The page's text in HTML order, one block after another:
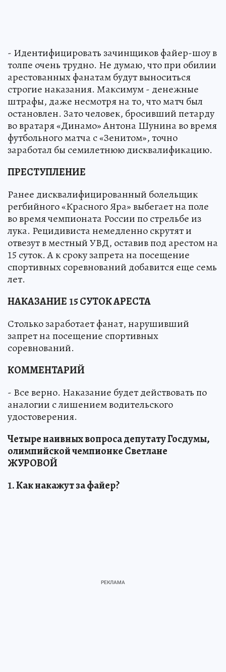
- Идентифицировать зачинщиков файер-шоу в
толпе очень трудно. Не думаю, что при обилии
арестованных фанатам будут выноситься
строгие наказания. Максимум - денежные
штрафы, даже несмотря на то, что матч был
остановлен. Зато человек, бросивший петарду
во вратаря «Динамо» Антона Шунина во время
футбольного матча с «Зенитом», точно
заработал бы семилетнюю дисквалификацию.
ПРЕСТУПЛЕНИЕ
Ранее дисквалифицированный болельщик
регбийного «Красного Яра» выбегает на поле
во время чемпионата России по стрельбе из
лука. Рецидивиста немедленно скрутят и
отвезут в местный УВД, оставив под арестом на
15 суток. А к сроку запрета на посещение
спортивных соревнований добавится еще семь
лет.
НАКАЗАНИЕ15 СУТОК АРЕСТА
Столько заработает фанат, нарушивший
запрет на посещение спортивных
соревнований.
КОММЕНТАРИЙ
- Все верно. Наказание будет действовать по
аналогии с лишением водительского
удостоверения.
Четыре наивных вопроса депутату Госдумы,
олимпийской чемпионке Светлане
ЖУРОВОЙ
1. Как накажут за файер?